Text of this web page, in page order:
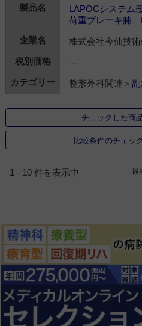
LAPOCシステム
荷重ブレーキ膝
株式会社今仙技
---
整形外科関連＞
チェックした商
比較条件のチェッ
1 - 10 件を表示中 最